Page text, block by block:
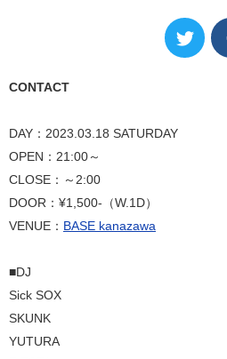
CONTACT
DAY：2023.03.18 SATURDAY
OPEN：21:00～
CLOSE：～2:00
DOOR：¥1,500-（W.1D）
VENUE： BASE kanazawa
■DJ
Sick SOX
SKUNK
YUTURA